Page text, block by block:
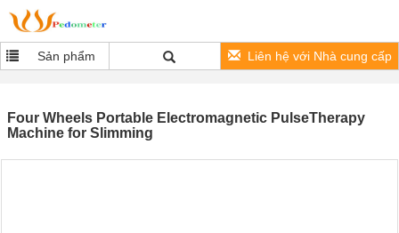
Sản phẩm Liên hệ với Nhà cung cấp
Four Wheels Portable Electromagnetic PulseTherapy
Machine for Slimming